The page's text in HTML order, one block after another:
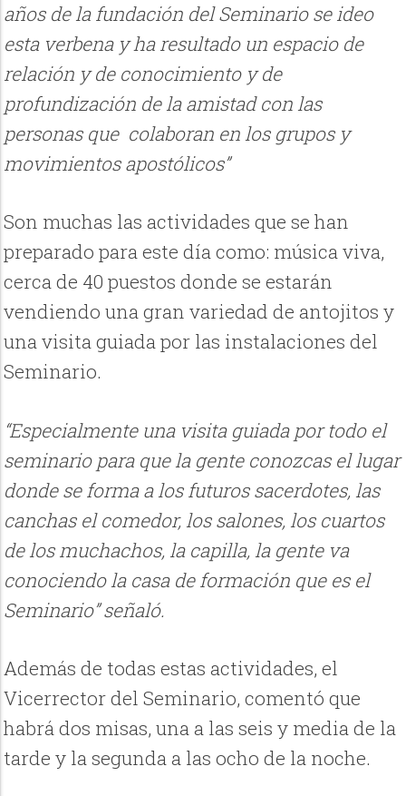
años de la fundación del Seminario se ideo
esta verbena y ha resultado un espacio de
relación y de conocimiento y de
profundización de la amistad con las
personas que colaboran en los grupos y
movimientos apostólicos”
Son muchas las actividades que se han
preparado para este día como: música viva,
cerca de 40 puestos donde se estarán
vendiendo una gran variedad de antojitos y
una visita guiada por las instalaciones del
Seminario.
“Especialmente una visita guiada por todo el
seminario para que la gente conozcas el lugar
donde se forma a los futuros sacerdotes, las
canchas el comedor, los salones, los cuartos
de los muchachos, la capilla, la gente va
conociendo la casa de formación que es el
Seminario” señaló.
Además de todas estas actividades, el
Vicerrector del Seminario, comentó que
habrá dos misas, una a las seis y media de la
tarde y la segunda a las ocho de la noche.